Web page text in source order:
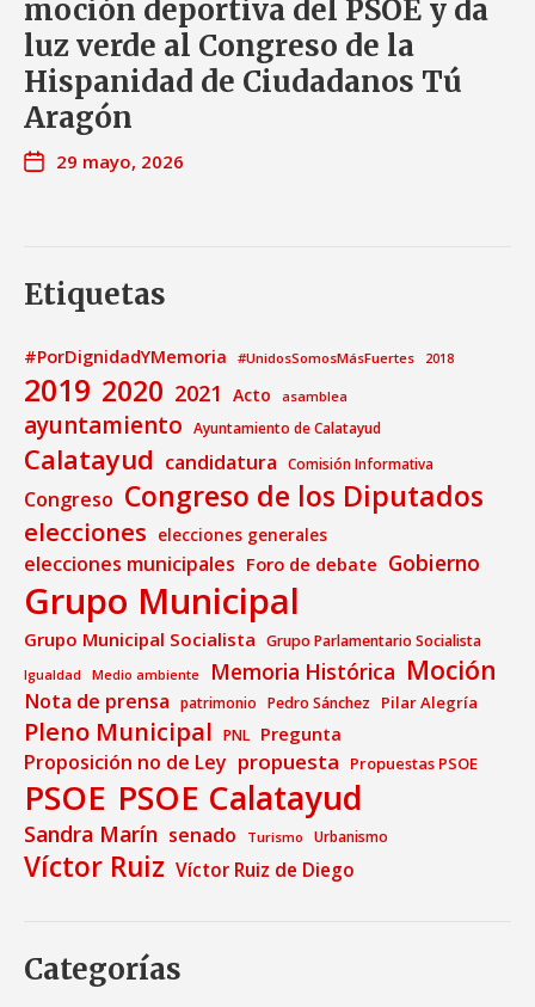
moción deportiva del PSOE y da
luz verde al Congreso de la
Hispanidad de Ciudadanos Tú
Aragón
29 mayo, 2026
Etiquetas
#PorDignidadYMemoria #UnidosSomosMásFuertes 2018
2019 2020 2021 Acto asamblea
ayuntamiento Ayuntamiento de Calatayud
Calatayud candidatura Comisión Informativa
Congreso Congreso de los Diputados
elecciones elecciones generales
elecciones municipales Foro de debate Gobierno
Grupo Municipal
Grupo Municipal Socialista Grupo Parlamentario Socialista
Igualdad Medio ambiente Memoria Histórica Moción
Nota de prensa patrimonio Pedro Sánchez Pilar Alegría
Pleno Municipal PNL Pregunta
Proposición no de Ley propuesta Propuestas PSOE
PSOE PSOE Calatayud
Sandra Marín senado Turismo Urbanismo
Víctor Ruiz Víctor Ruiz de Diego
Categorías